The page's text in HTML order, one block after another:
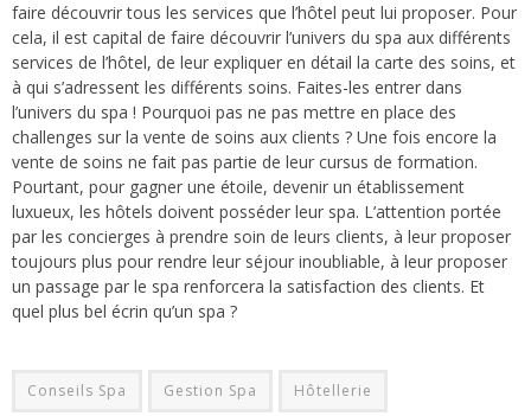
faire découvrir tous les services que l’hôtel peut lui proposer. Pour
cela, il est capital de faire découvrir l’univers du spa aux différents
services de l’hôtel, de leur expliquer en détail la carte des soins, et
à qui s’adressent les différents soins. Faites-les entrer dans
l’univers du spa ! Pourquoi pas ne pas mettre en place des
challenges sur la vente de soins aux clients ? Une fois encore la
vente de soins ne fait pas partie de leur cursus de formation.
Pourtant, pour gagner une étoile, devenir un établissement
luxueux, les hôtels doivent posséder leur spa. L’attention portée
par les concierges à prendre soin de leurs clients, à leur proposer
toujours plus pour rendre leur séjour inoubliable, à leur proposer
un passage par le spa renforcera la satisfaction des clients. Et
quel plus bel écrin qu’un spa ?
Conseils Spa Gestion Spa Hôtellerie